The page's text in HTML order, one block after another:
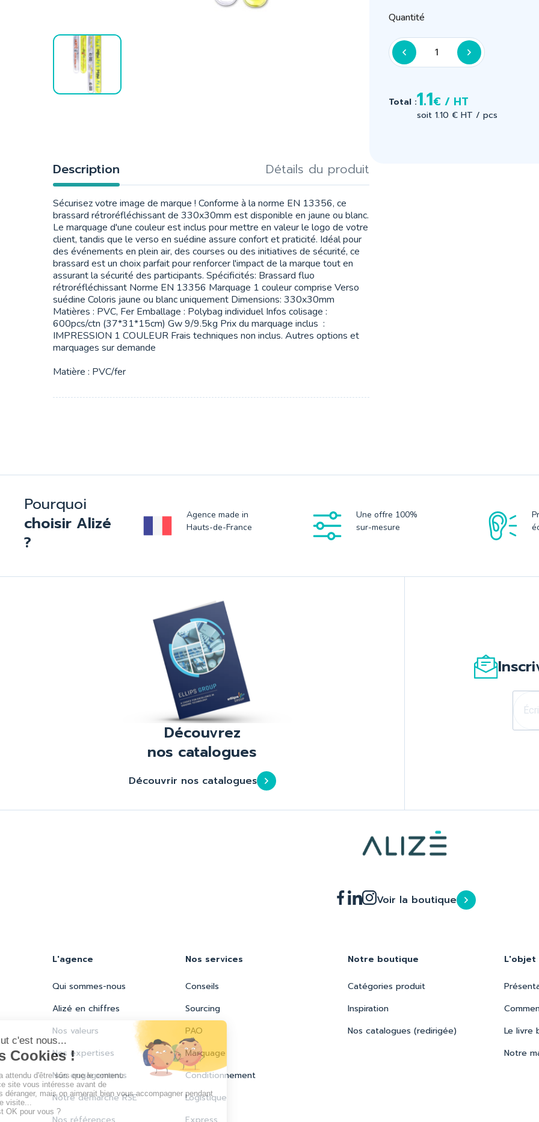
Description Détails du produit
Sécurisez votre image de marque ! Conforme à la norme EN 13356, ce
brassard rétroréfléchissant de 330x30mm est disponible en jaune ou blanc.
Le marquage d'une couleur est inclus pour mettre en valeur le logo de votre
client, tandis que le verso en suédine assure confort et praticité. Idéal pour
des événements en plein air, des courses ou des initiatives de sécurité, ce
brassard est un choix parfait pour renforcer l'impact de la marque tout en
assurant la sécurité des participants. Spécificités: Brassard fluo
rétroréfléchissant Norme EN 13356 Marquage 1 couleur comprise Verso
suédine Coloris jaune ou blanc uniquement Dimensions: 330x30mm
Matières : PVC, Fer Emballage : Polybag individuel Infos colisage :
600pcs/ctn (37*31*15cm) Gw 9/9.5kg Prix du marquage inclus :
IMPRESSION 1 COULEUR Frais techniques non inclus. Autres options et
marquages sur demande
Matière : PVC/fer
Quantité
Total :1.1€ / HT
soit 1.10 € HT / pcs
Pourquoi
choisir Alizé
?
Agence made in
Hauts-de-France
Une offre 100%
sur-mesure
Découvrez
nos catalogues
Découvrir nos catalogues
Voir la boutique
L'agence
Qui sommes-nous
Alizé en chiffres
Nos valeurs
Nos expertises
Nos engagements
Notre démarche RSE
Nos services
Conseils
Sourcing
PAO
Marquage
Conditionnement
Logistique
Notre boutique
Catégories produit
Inspiration
Nos catalogues (redirigée)
L'objet
Le livre
Notre